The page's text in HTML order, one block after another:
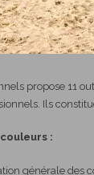
propose 11
Ils
:
générale des